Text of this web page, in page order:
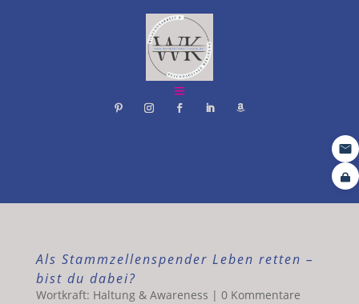
Als Stammzellenspender Leben retten –
bist du dabei?
Wortkraft: Haltung & Awareness | 0 Kommentare